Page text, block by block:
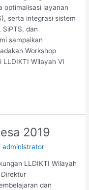
optimalisasi layanan
serta integrasi sistem
SiPTS, dan
sampaikan
Workshop
LLDIKTI Wilayah VI
2019
administrator
LLDIKTI Wilayah
dan